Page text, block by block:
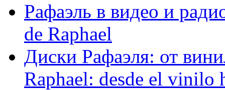
Рафаэль в видео и
de Raphael
Диски Рафаэля: от
Raphael: desde el vinilo